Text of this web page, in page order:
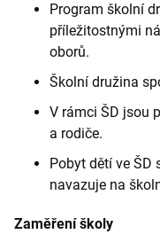
Program školní
příležitostnými
oborů.
Školní družina
V rámci ŠD jsou
a rodiče.
Pobyt dětí ve ŠD
navazuje na
Zaměření školy